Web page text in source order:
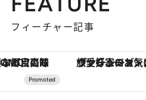
フィーチャー記事
ヴァシュロン・コンスタンタン「オーヴァーシーズ・オートマティック」。旅愛好家のお気に入り